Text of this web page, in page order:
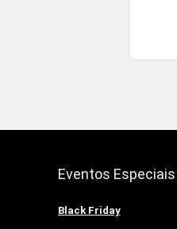
Eventos Especiais
Black Friday